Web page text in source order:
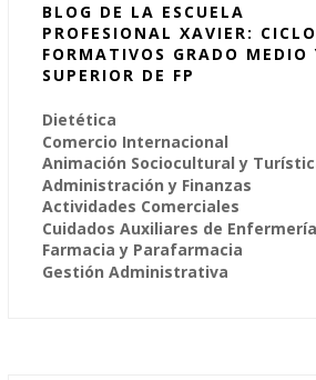
BLOG DE LA ESCUELA
PROFESIONAL XAVIER:
FORMATIVOS GRADO MEDIO
SUPERIOR DE FP
Dietética
Comercio Internacional
Animación Sociocultural y
Administración y Finanzas
Actividades Comerciales
Cuidados Auxiliares de Enfermería
Farmacia y Parafarmacia
Gestión Administrativa